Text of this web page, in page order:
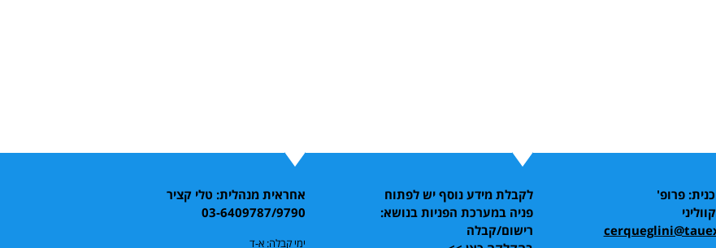
פרופ'
לקבלת מידע נוסף יש לפתוח
פניה במערכת הפניות בנושא:
רישום/קבלה
אחראית מנהלית: טלי קציר
03-6409787/9790
ימי קבלה: א-ד